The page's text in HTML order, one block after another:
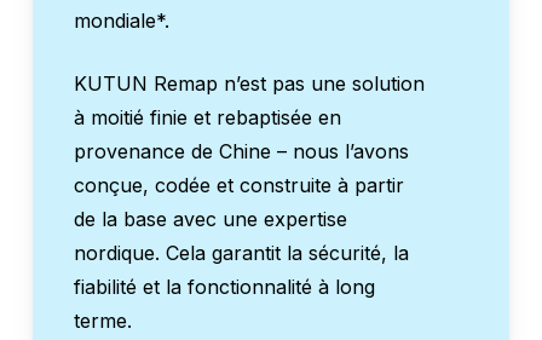
mondiale*.
KUTUN Remap n’est pas une solution
à moitié finie et rebaptisée en
provenance de Chine – nous l’avons
conçue, codée et construite à partir
de la base avec une expertise
nordique. Cela garantit la sécurité, la
fiabilité et la fonctionnalité à long
terme.